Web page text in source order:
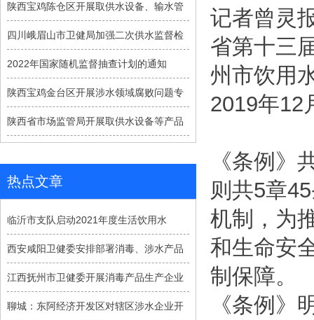
陕西宝鸡陈仓区开展取供水设备、输水管
四川峨眉山市卫健局加强二次供水监督检
2022年国家随机监督抽查计划的通知
陕西宝鸡金台区开展涉水领域腐败问题专
陕西省市场监管局开展取供水设备等产品
热点文章
临沂市支队启动2021年度生活饮用水
西安咸阳卫健委安排部署消毒、涉水产品
江西抚州市卫健委开展消毒产品生产企业
聊城：东阿经济开发区对辖区涉水企业开
记者曾灵
省第十三
州市饮用
2019年12
《条例》
则共5章
机制，为
和生命安
制保障。
《条例》